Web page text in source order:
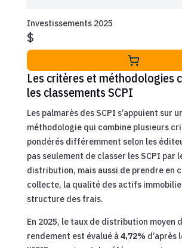
Investissements 2025
$
Les critères et méthodologies
les classements SCPI
Les palmarès des SCPI s’appuient sur
méthodologie qui combine plusieurs
pondérés différemment selon les
pas seulement de classer les SCPI par
distribution, mais aussi de prendre en
collecte, la qualité des actifs
structure des frais.
En 2025, le taux de distribution moyen
rendement est évalué à4,72% d’après